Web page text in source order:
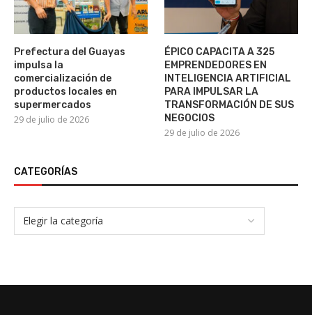
Prefectura del Guayas
impulsa la
comercialización de
productos locales en
supermercados
29 de julio de 2026
ÉPICO CAPACITA A 325
EMPRENDEDORES EN
INTELIGENCIA ARTIFICIAL
PARA IMPULSAR LA
TRANSFORMACIÓN DE SUS
NEGOCIOS
29 de julio de 2026
CATEGORÍAS